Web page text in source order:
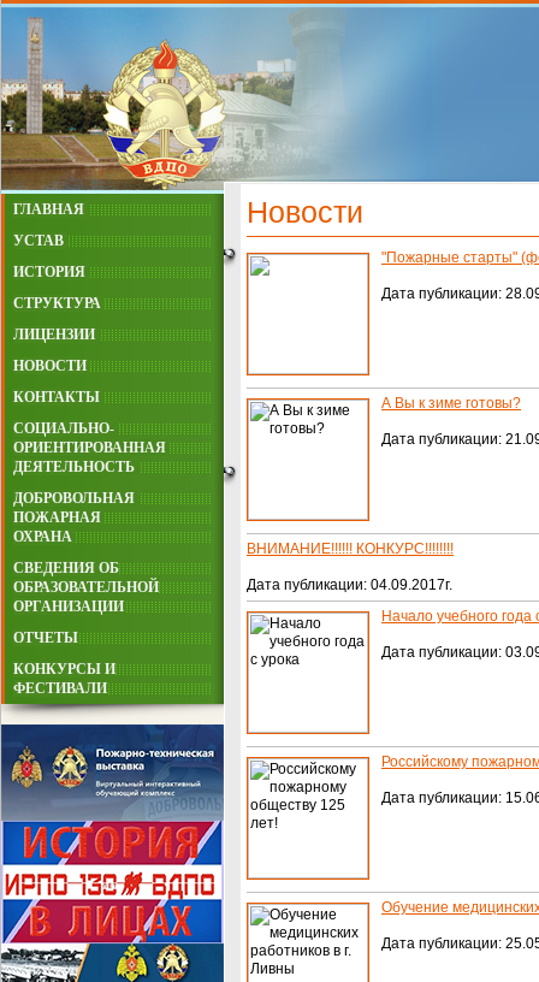
ГЛАВНАЯ
УСТАВ
ИСТОРИЯ
СТРУКТУРА
ЛИЦЕНЗИИ
НОВОСТИ
КОНТАКТЫ
СОЦИАЛЬНО-
ОРИЕНТИРОВАННАЯ
ДЕЯТЕЛЬНОСТЬ
ДОБРОВОЛЬНАЯ
ПОЖАРНАЯ
ОХРАНА
СВЕДЕНИЯ ОБ
ОБРАЗОВАТЕЛЬНОЙ
ОРГАНИЗАЦИИ
ОТЧЕТЫ
КОНКУРСЫ И
ФЕСТИВАЛИ
Новости
"Пожарные старты"
Дата публикации:
А Вы к зиме готовы?
Дата публикации:
ВНИМАНИЕ!!!!!! КОНКУРС!!!!!!!!
Дата публикации: 04.09.2017г.
Начало учебного
Дата публикации:
Российскому
Дата публикации:
Обучение
Дата публикации: